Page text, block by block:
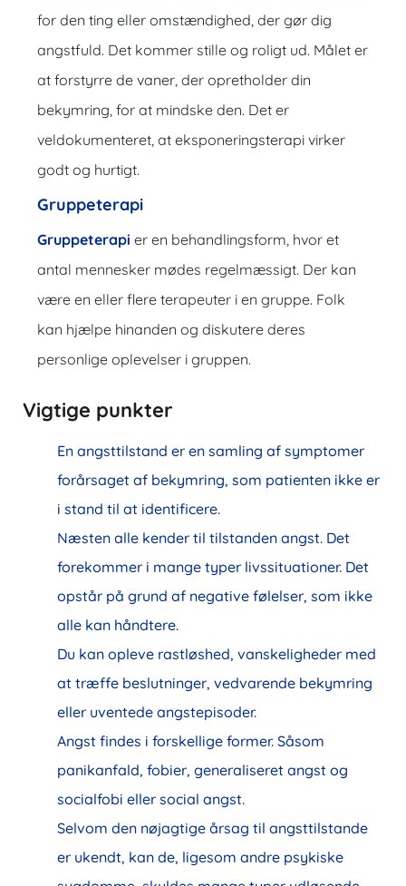
for den ting eller omstændighed, der gør dig
angstfuld. Det kommer stille og roligt ud. Målet er
at forstyrre de vaner, der opretholder din
bekymring, for at mindske den. Det er
veldokumenteret, at eksponeringsterapi virker
godt og hurtigt.
Gruppeterapi
Gruppeterapi er en behandlingsform, hvor et
antal mennesker mødes regelmæssigt. Der kan
være en eller flere terapeuter i en gruppe. Folk
kan hjælpe hinanden og diskutere deres
personlige oplevelser i gruppen.
Vigtige punkter
En angsttilstand er en samling af symptomer
forårsaget af bekymring, som patienten ikke er
i stand til at identificere.
Næsten alle kender til tilstanden angst. Det
forekommer i mange typer livssituationer. Det
opstår på grund af negative følelser, som ikke
alle kan håndtere.
Du kan opleve rastløshed, vanskeligheder med
at træffe beslutninger, vedvarende bekymring
eller uventede angstepisoder.
Angst findes i forskellige former. Såsom
panikanfald, fobier, generaliseret angst og
socialfobi eller social angst.
Selvom den nøjagtige årsag til angsttilstande
er ukendt, kan de, ligesom andre psykiske